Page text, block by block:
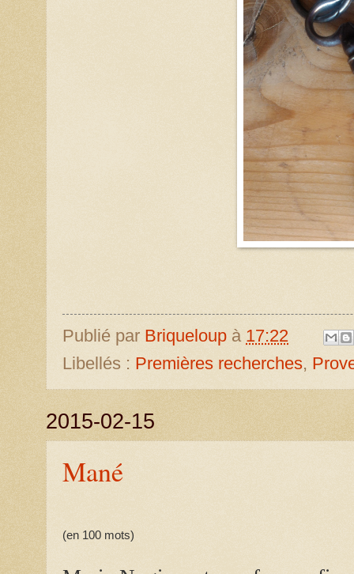
Publié par Briqueloup à 17:22
Libellés : Premières recherches,
2015-02-15
Mané
(en 100 mots)